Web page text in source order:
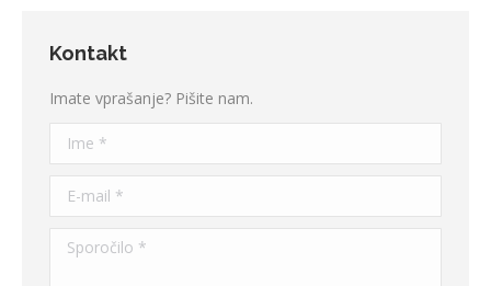
Kontakt
Imate vprašanje? Pišite nam.
Ime *
E-mail *
Sporočilo *